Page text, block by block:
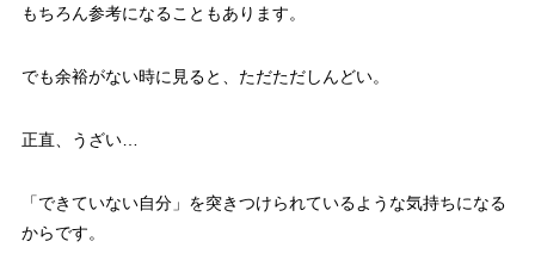
もちろん参考になることもあります。
でも余裕がない時に見ると、ただただしんどい。
正直、うざい…
「できていない自分」を突きつけられているような気持ちになる
からです。